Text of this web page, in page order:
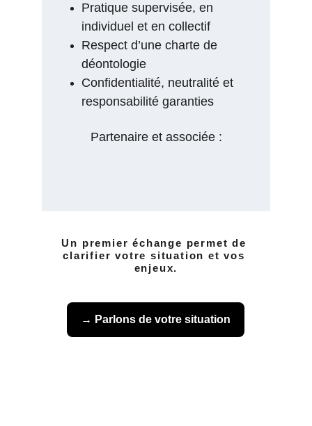
Pratique supervisée, en
individuel et en collectif
Respect d’une charte de
déontologie
Confidentialité, neutralité et
responsabilité garanties
→ Parlons de votre situation
Un premier échange permet de
clarifier votre situation et vos
enjeux.
Partenaire et associée :